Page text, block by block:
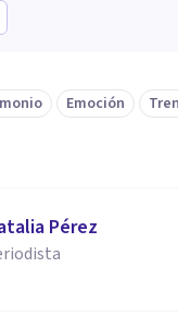
Emoción
Pérez